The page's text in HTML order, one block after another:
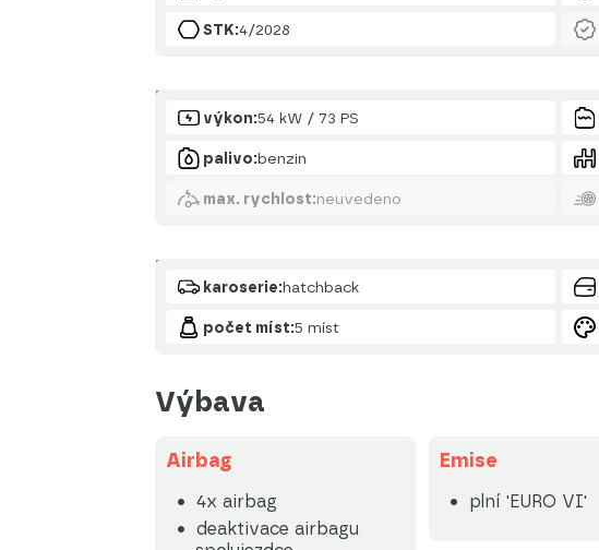
STK:4/2028
Motor
výkon:54 kW / 73 PS
palivo:benzin
max. rychlost:neuvedeno
Karoserie
karoserie:hatchback
počet míst:5 míst
Výbava
Airbag
4x airbag
deaktivace airbagu
Emise
plní 'EURO VI'